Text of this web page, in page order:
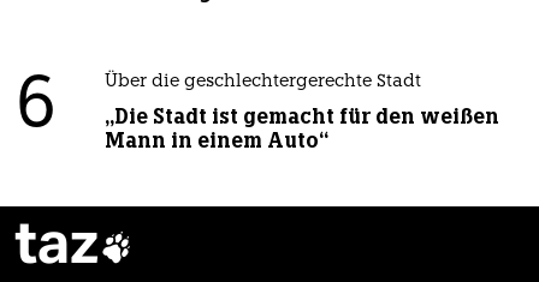
6 Über die geschlechtergerechte Stadt
„Die Stadt ist gemacht für den weißen
Mann in einem Auto“
taz